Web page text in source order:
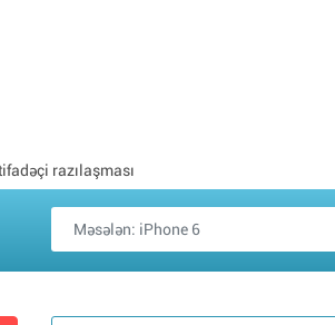
razılaşması